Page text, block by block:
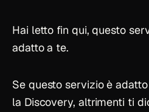
Hai letto fin qui, questo
adatto a te.
Se questo servizio è
la Discovery, altrimenti ti